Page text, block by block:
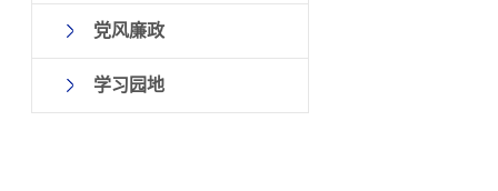
党风廉政
学习园地